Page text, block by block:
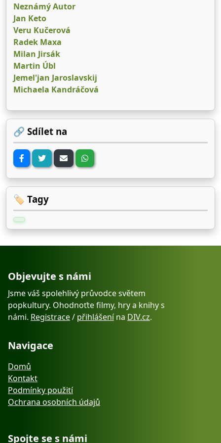
potřebujete k rychlému a snadnému
Neznámý Autor
Jan Keto
Veru Kučerová
Radek Maxa
Milan Jirsák
Martin Úbl
Jemel'jan Jaroslavskij
Michaela Kandráčová
🔗 Sdílet na
🏷️ Tagy
Objevujte s námi
Jsme váš spolehlivý průvodce světem
popkultury. Ohodnoťte filmy, hry a knihy s
námi. Registrace/ přihlášenína DIV.cz.
Navigace
Domů
Kontakt
Podmínky použití
Ochrana osobních údajů
Spojte se s námi